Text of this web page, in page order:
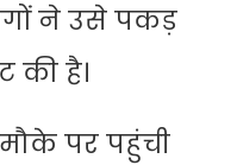
ने उसे पकड़
की है।
पर पहुंची